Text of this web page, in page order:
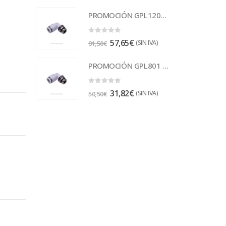
PROMOCIÓN GPL1201 Racor
91,50€ 57,65€ (SIN IVA)
PROMOCIÓN GPL801 Racor
50,50€ 31,82€ (SIN IVA)